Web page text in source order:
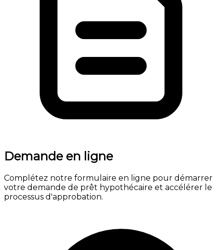
Demande en ligne
Complétez notre formulaire en ligne pour démarrer
votre demande de prêt hypothécaire et accélérer le
processus d'approbation.